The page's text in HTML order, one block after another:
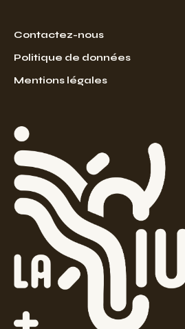
Contactez-nous
Politique de données
Mentions légales